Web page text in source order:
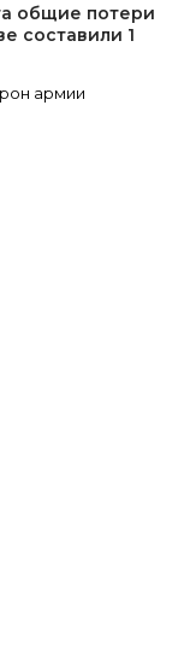
общие потери
составили 1
армии